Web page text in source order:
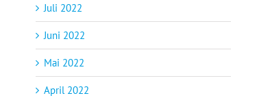
Juli 2022
Juni 2022
Mai 2022
April 2022